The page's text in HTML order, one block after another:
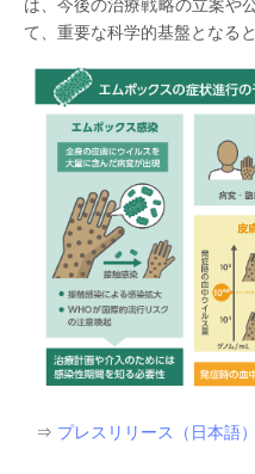
て、重要な科学的基盤となる
⇒ プレスリリース（日本語）